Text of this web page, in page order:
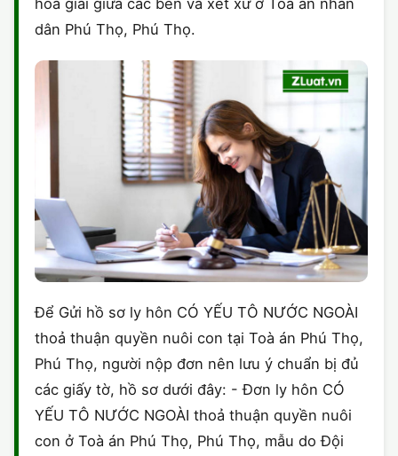
dân Phú Thọ, Phú Thọ.
Để Gửi hồ sơ ly hôn CÓ YẾU TÔ NƯỚC NGOÀI
thoả thuận quyền nuôi con tại Toà án Phú Thọ,
Phú Thọ, người nộp đơn nên lưu ý chuẩn bị đủ
các giấy tờ, hồ sơ dưới đây: - Đơn ly hôn CÓ
YẾU TÔ NƯỚC NGOÀI thoả thuận quyền nuôi
con ở Toà án Phú Thọ, Phú Thọ, mẫu do Đội